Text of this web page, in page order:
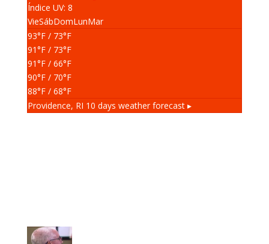
Índice UV: 8
VieSábDomLunMar
93°F/ 73°F
91°F/ 73°F
91°F/ 66°F
90°F/ 70°F
88°F/ 68°F
Providence, RI 10 days weather forecast ▸